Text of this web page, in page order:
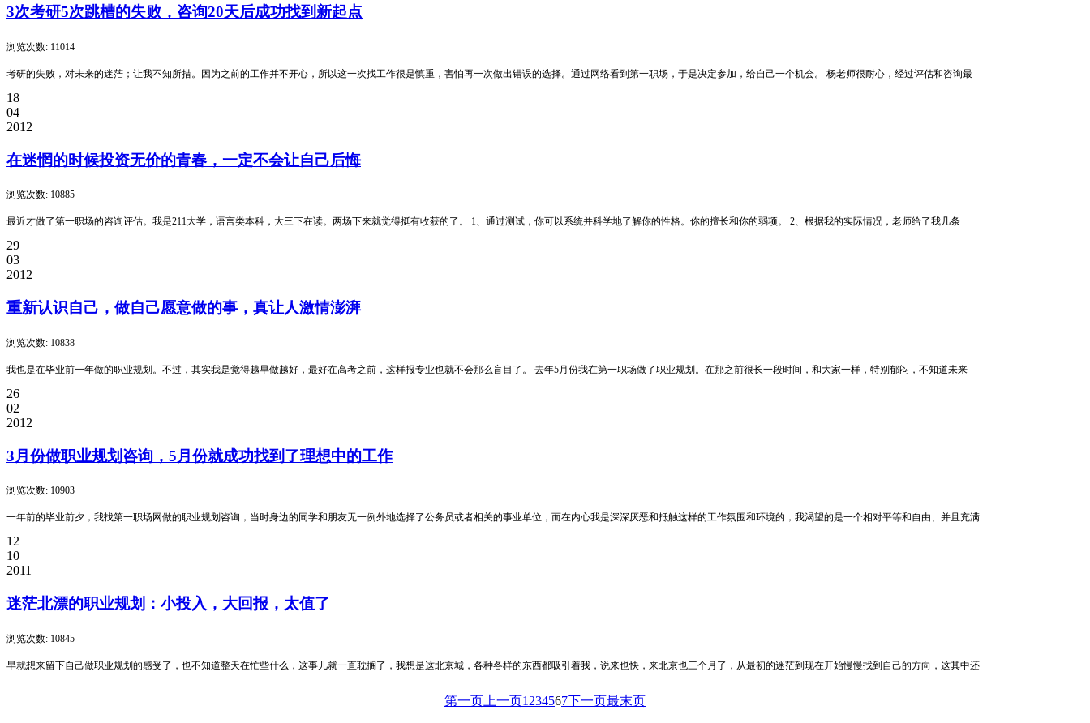
3次考研5次跳槽的失败，咨询20天后成功找到新起点
浏览次数: 11014
考研的失败，对未来的迷茫；让我不知所措。因为之前的工作并不开心，所以这一次找工作很是慎重，害怕再一次做出错误的选择。通过网络看到第一职场，于是决定参加，给自己一个机会。 杨老师很耐心，经过评估和咨询最
18
04
2012
在迷惘的时候投资无价的青春，一定不会让自己后悔
浏览次数: 10885
最近才做了第一职场的咨询评估。我是211大学，语言类本科，大三下在读。两场下来就觉得挺有收获的了。 1、通过测试，你可以系统并科学地了解你的性格。你的擅长和你的弱项。 2、根据我的实际情况，老师给了我几条
29
03
2012
重新认识自己，做自己愿意做的事，真让人激情澎湃
浏览次数: 10838
我也是在毕业前一年做的职业规划。不过，其实我是觉得越早做越好，最好在高考之前，这样报专业也就不会那么盲目了。 去年5月份我在第一职场做了职业规划。在那之前很长一段时间，和大家一样，特别郁闷，不知道未来
26
02
2012
3月份做职业规划咨询，5月份就成功找到了理想中的工作
浏览次数: 10903
一年前的毕业前夕，我找第一职场网做的职业规划咨询，当时身边的同学和朋友无一例外地选择了公务员或者相关的事业单位，而在内心我是深深厌恶和抵触这样的工作氛围和环境的，我渴望的是一个相对平等和自由、并且充满
12
10
2011
迷茫北漂的职业规划：小投入，大回报，太值了
浏览次数: 10845
早就想来留下自己做职业规划的感受了，也不知道整天在忙些什么，这事儿就一直耽搁了，我想是这北京城，各种各样的东西都吸引着我，说来也快，来北京也三个月了，从最初的迷茫到现在开始慢慢找到自己的方向，这其中还
第一页 上一页1 234567下一页最末页